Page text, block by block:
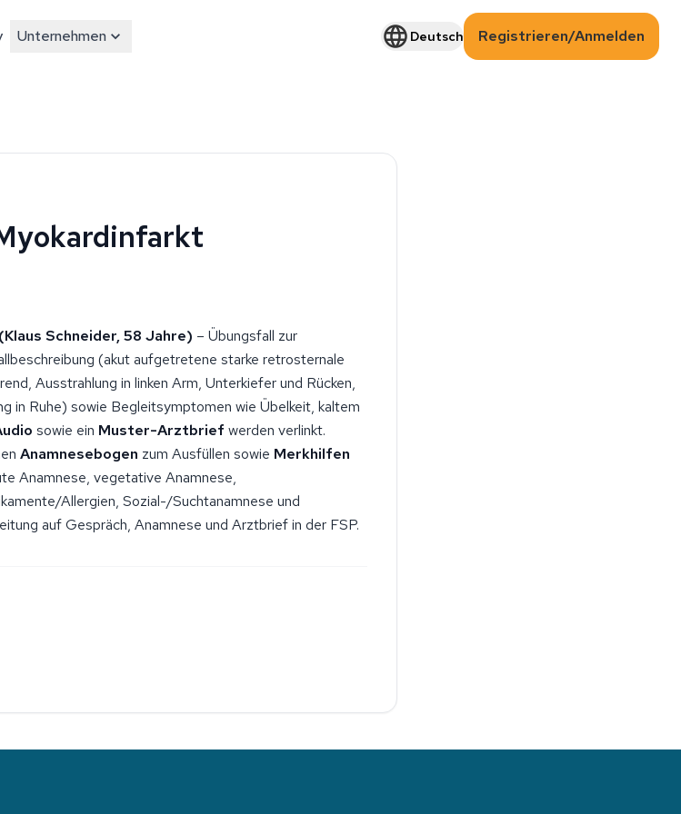
Unternehmen Deutsch Registrieren/Anmelden
Schneider, 58 Jahre) – Übungsfall zur
(akut aufgetretene starke retrosternale
Ausstrahlung in linken Arm, Unterkiefer und Rücken,
in Ruhe) sowie Begleitsymptomen wie Übelkeit, kaltem
sowie ein Muster-Arztbrief werden verlinkt.
Anamnesebogen zum Ausfüllen sowie Merkhilfen
Anamnese, vegetative Anamnese,
Allergien, Sozial-/Suchtanamnese und
auf Gespräch, Anamnese und Arztbrief in der FSP.